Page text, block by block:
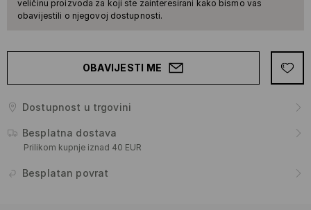
veličinu proizvoda za koji ste zainteresirani kako bismo vas
obavijestili o njegovoj dostupnosti.
OBAVIJESTI ME
Dostupnost u trgovini
Besplatna dostava
Prilikom kupnje iznad 40 EUR
Besplatan povrat